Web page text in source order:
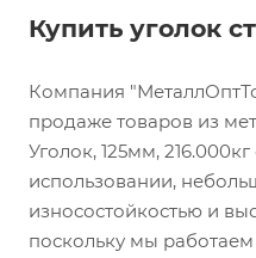
Купить уголок
Компания
продаже товаров из
Уголок, 125мм,
использовании,
износостойкостью и
поскольку мы